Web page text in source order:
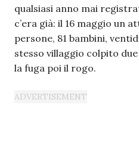
qualsiasi anno mai
c’era già: il 16 maggio un
persone, 81 bambini,
stesso villaggio colpito
la fuga poi il rogo.